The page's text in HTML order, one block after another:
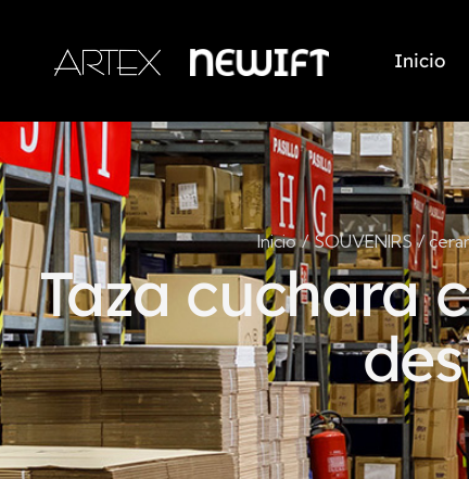
Inicio
Inicio SOUVENIRS
Taza cuchara